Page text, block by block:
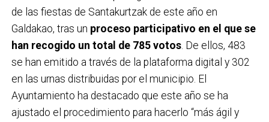
de las fiestas de Santakurtzak de este año en
Galdakao, tras un proceso participativo en el que se
han recogido un total de 785 votos. De ellos, 483
se han emitido a través de la plataforma digital y 302
en las urnas distribuidas por el municipio. El
Ayuntamiento ha destacado que este año se ha
ajustado el procedimiento para hacerlo “más ágil y